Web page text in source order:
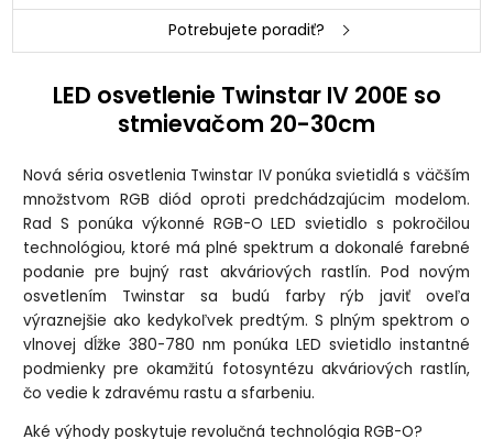
Potrebujete poradiť?
LED osvetlenie Twinstar IV 200E so
stmievačom 20-30cm
Nová séria osvetlenia Twinstar IV ponúka svietidlá s väčším
množstvom RGB diód oproti predchádzajúcim modelom.
Rad S ponúka výkonné RGB-O LED svietidlo s pokročilou
technológiou, ktoré má plné spektrum a dokonalé farebné
podanie pre bujný rast akváriových rastlín. Pod novým
osvetlením Twinstar sa budú farby rýb javiť oveľa
výraznejšie ako kedykoľvek predtým. S plným spektrom o
vlnovej dĺžke 380-780 nm ponúka LED svietidlo instantné
podmienky pre okamžitú fotosyntézu akváriových rastlín,
čo vedie k zdravému rastu a sfarbeniu.
Aké výhody poskytuje revolučná technológia RGB-O?